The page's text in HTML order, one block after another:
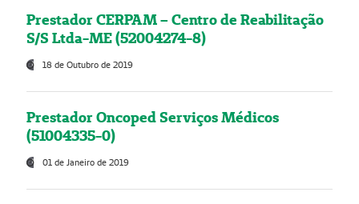
Prestador CERPAM – Centro de Reabilitação
S/S Ltda-ME (52004274-8)
18 de Outubro de 2019
Prestador Oncoped Serviços Médicos
(51004335-0)
01 de Janeiro de 2019